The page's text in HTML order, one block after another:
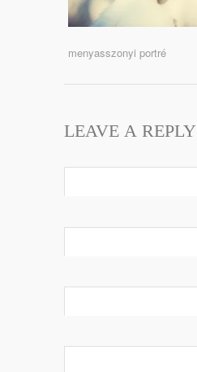
menyasszonyi portré
LEAVE A REPLY